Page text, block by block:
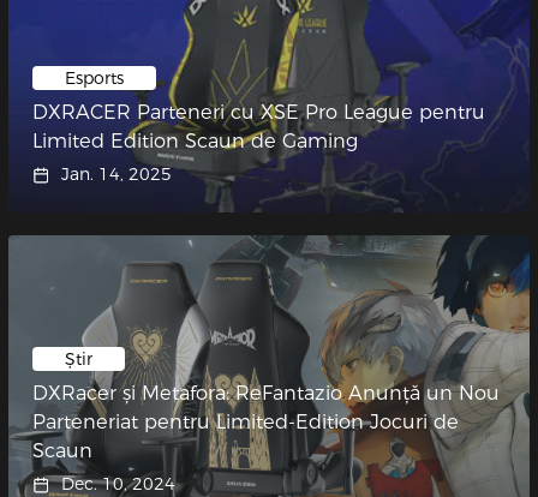
Esports
DXRACER Parteneri cu XSE Pro League pentru
Limited Edition Scaun de Gaming
Jan. 14, 2025
Știr
DXRacer și Metafora: ReFantazio Anunță un Nou
Parteneriat pentru Limited-Edition Jocuri de
Scaun
Dec. 10, 2024